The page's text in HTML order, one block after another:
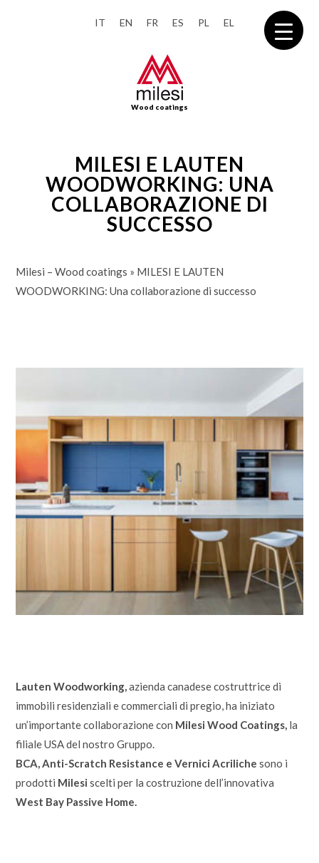
IT EN FR ES PL EL
Wood coatings
MILESI E LAUTEN
WOODWORKING: UNA
COLLABORAZIONE DI
SUCCESSO
Milesi – Wood coatings » MILESI E LAUTEN
WOODWORKING: Una collaborazione di successo
Lauten Woodworking,azienda canadese costruttrice di
immobili residenziali e commerciali di pregio, ha iniziato
un’importante collaborazione con Milesi Wood Coatings, la
filiale USA del nostro Gruppo.
BCA, Anti-Scratch Resistance e Vernici Acriliche sono i
prodotti Milesiscelti per la costruzione dell’innovativa
West Bay Passive Home.